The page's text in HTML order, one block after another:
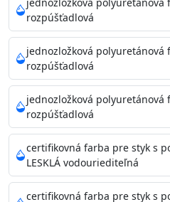
Príprava povrchu
Povrchy musia byť hladké,
mastnoty, solí a materiálov
alebo trhliny vyplňte
akrylovým tmelom Acrylic
putty a prebrúste. Nové
menej kvalitnými farbami
vždy penetrujte.
Acrylan Unco, Gypsum board
na škvrny použite Blanco eco
rozpúšťadlová
jednozložková polyuretánová
rozpúšťadlová
jednozložková polyuretánová
rozpúšťadlová
certifikovná farba pre styk s
LESKLÁ vodouriediteľná
certifikovná farba pre styk s